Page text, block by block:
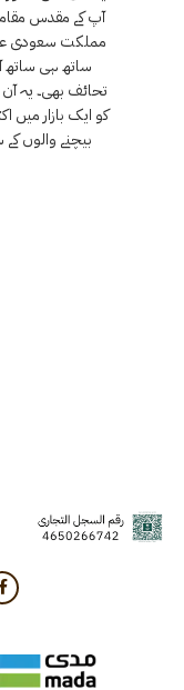
آپ کے مقدس
مملکت سعودی عرب
ساتھ ہی ساتھ
تحائف بھی۔ یہ آن
کو ایک بازار میں
بیچنے والوں کے